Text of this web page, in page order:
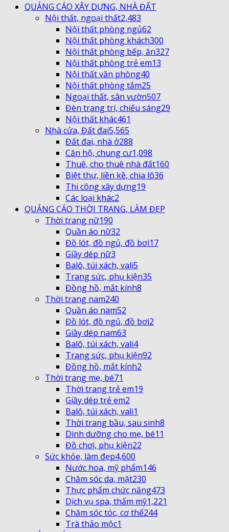
QUẢNG CÁO XÂY DỰNG, NHÀ ĐẤT
Nội thất, ngoại thất2,483
Nội thất phòng ngủ62
Nội thất phòng khách300
Nội thất phòng bếp, ăn327
Nội thất phòng trẻ em13
Nội thất văn phòng40
Nội thất phòng tắm25
Ngoại thất, sân vườn507
Đèn trang trí, chiếu sáng29
Nội thất khác461
Nhà cửa, Đất đai5,565
Đất đai, nhà ở288
Căn hộ, chung cư1,098
Thuê, cho thuê nhà đất160
Biệt thự, liền kề, chia lô36
Thi công xây dựng19
Các loại khác2
QUẢNG CÁO THỜI TRANG, LÀM ĐẸP
Thời trang nữ190
Quần áo nữ32
Đồ lót, đồ ngủ, đồ bơi17
Giầy dép nữ3
Balô, túi xách, vali5
Trang sức, phụ kiện35
Đồng hồ, mắt kính8
Thời trang nam240
Quần áo nam52
Đồ lót, đồ ngủ, đồ bơi2
Giầy dép nam63
Balô, túi xách, vali4
Trang sức, phụ kiện92
Đồng hồ, mắt kính2
Thời trang mẹ, bé71
Thời trang trẻ em19
Giầy dép trẻ em2
Balô, túi xách, vali1
Thời trang bầu, sau sinh8
Dinh dưỡng cho mẹ, bé11
Đồ chơi, phụ kiện22
Sức khỏe, làm đẹp4,600
Nước hoa, mỹ phẩm146
Chăm sóc da, mặt230
Thực phẩm chức năng473
Dịch vụ spa, thẩm mỹ1,221
Chăm sóc tóc, cơ thể244
Trà thảo mộc1